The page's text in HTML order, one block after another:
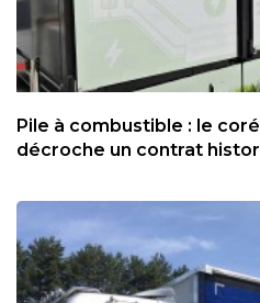
Pile à combustible : le
décroche un contrat